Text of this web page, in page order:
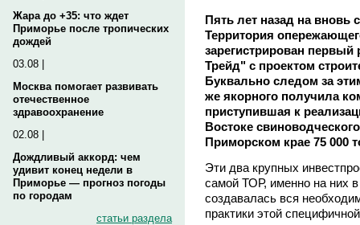
Жара до +35: что ждет
Приморье после тропических
дождей
03.08 |
Москва помогает развивать
отечественное
здравоохранение
02.08 |
Дождливый аккорд: чем
удивит конец недели в
Приморье — прогноз погоды
по городам
статьи раздела
Пять лет назад на вновь
Территория
зарегистрирован первый
Трейд" с проектом
Буквально следом за
же якорного получила
приступившая к
Востоке
Приморском крае 75 000
Эти два крупных
самой ТОР, именно на них
создавалась вся
практики этой